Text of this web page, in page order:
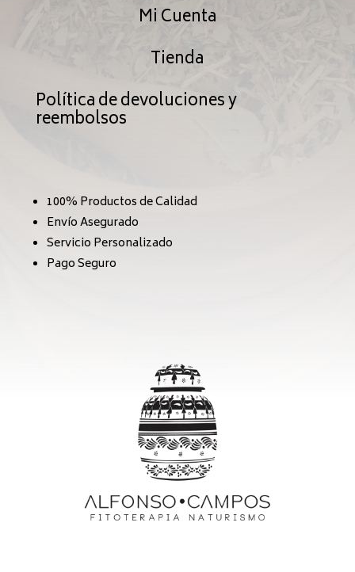
Mi Cuenta
Tienda
Política de devoluciones y
reembolsos
100% Productos de Calidad
Envío Asegurado
Servicio Personalizado
Pago Seguro